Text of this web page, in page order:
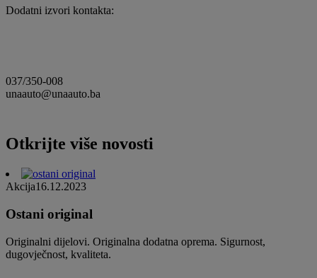
Dodatni izvori kontakta:
037/350-008
unaauto@unaauto.ba
Otkrijte više novosti
Akcija16.12.2023
Ostani original
Originalni dijelovi. Originalna dodatna oprema. Sigurnost,
dugovječnost, kvaliteta.